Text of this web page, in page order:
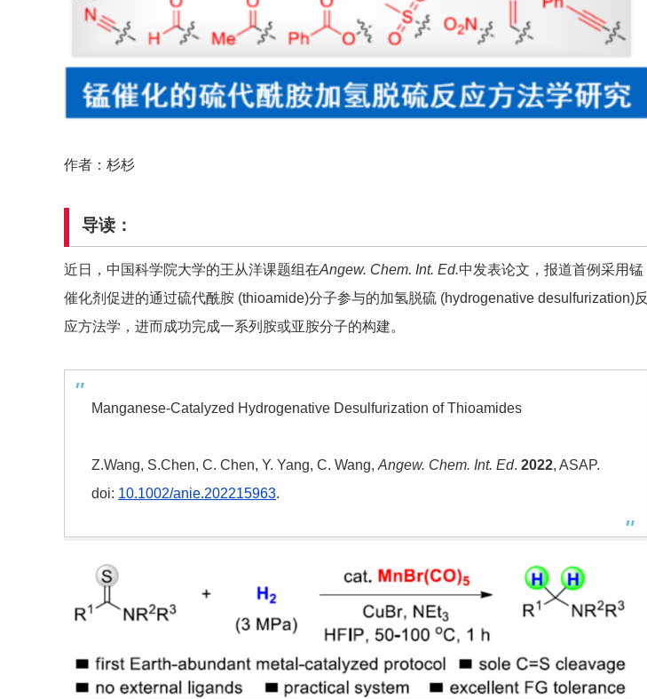
作者：杉杉
导读：
近日，中国科学院大学的王从洋课题组在Angew. Chem. Int. Ed.中发表论文，报道首例采用锰
催化剂促进的通过硫代酰胺 (thioamide)分子参与的加氢脱硫 (hydrogenative desulfurization)反
应方法学，进而成功完成一系列胺或亚胺分子的构建。
Manganese-Catalyzed Hydrogenative Desulfurization of Thioamides
Z.Wang, S.Chen, C. Chen, Y. Yang, C. Wang, Angew. Chem. Int. Ed. 2022, ASAP.
doi: 10.1002/anie.202215963.